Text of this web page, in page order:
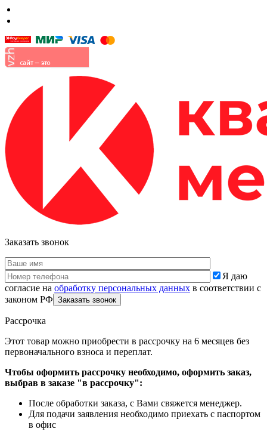
Заказать звонок
Я даю
согласие на обработку персональных данных в соответствии с
законом РФ
Рассрочка
Этот товар можно приобрести в рассрочку на 6 месяцев без
первоначального взноса и переплат.
Чтобы оформить рассрочку необходимо, оформить заказ,
выбрав в заказе "в рассрочку":
После обработки заказа, с Вами свяжется менеджер.
Для подачи заявления необходимо приехать с паспортом
в офис